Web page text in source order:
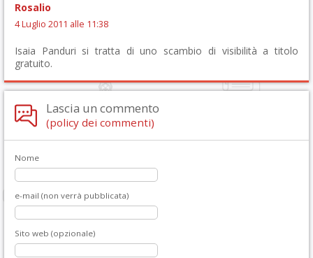
Rosalio
4 Luglio 2011 alle 11:38
Isaia Panduri si tratta di uno scambio di visibilità a titolo
gratuito.
Lascia un commento
(policy dei commenti)
Nome
e-mail (non verrà pubblicata)
Sito web (opzionale)